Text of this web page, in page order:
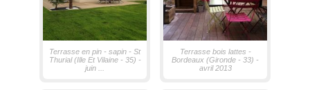
Terrasse en pin - sapin - St
Thurial (Ille Et Vilaine - 35) -
juin ...
Terrasse bois lattes -
Bordeaux (Gironde - 33) -
avril 2013